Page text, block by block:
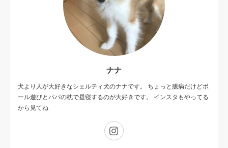
ナナ
犬より人が大好きなシェルティ犬のナナです。 ちょっと臆病だけどボ
ール遊びとパパの枕で昼寝するのが大好きです。 インスタもやってる
から見てね